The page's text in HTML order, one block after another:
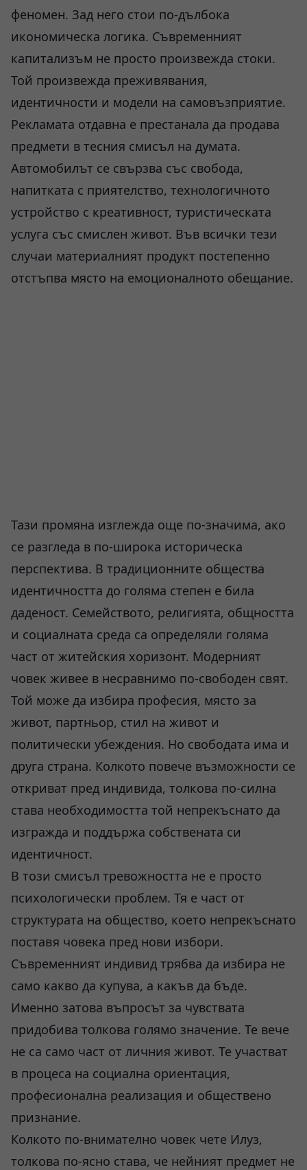
феномен. Зад него стои по-дълбока
икономическа логика. Съвременният
капитализъм не просто произвежда стоки.
Той произвежда преживявания,
идентичности и модели на самовъзприятие.
Рекламата отдавна е престанала да продава
предмети в тесния смисъл на думата.
Автомобилът се свързва със свобода,
напитката с приятелство, технологичното
устройство с креативност, туристическата
услуга със смислен живот. Във всички тези
случаи материалният продукт постепенно
отстъпва място на емоционалното обещание.
Тази промяна изглежда още по-значима, ако
се разгледа в по-широка историческа
перспектива. В традиционните общества
идентичността до голяма степен е била
даденост. Семейството, религията, общността
и социалната среда са определяли голяма
част от житейския хоризонт. Модерният
човек живее в несравнимо по-свободен свят.
Той може да избира професия, място за
живот, партньор, стил на живот и
политически убеждения. Но свободата има и
друга страна. Колкото повече възможности се
откриват пред индивида, толкова по-силна
става необходимостта той непрекъснато да
изгражда и поддържа собствената си
идентичност.
В този смисъл тревожността не е просто
психологически проблем. Тя е част от
структурата на общество, което непрекъснато
поставя човека пред нови избори.
Съвременният индивид трябва да избира не
само какво да купува, а какъв да бъде.
Именно затова въпросът за чувствата
придобива толкова голямо значение. Те вече
не са само част от личния живот. Те участват
в процеса на социална ориентация,
професионална реализация и обществено
признание.
Колкото по-внимателно човек чете Илуз,
толкова по-ясно става, че нейният предмет не